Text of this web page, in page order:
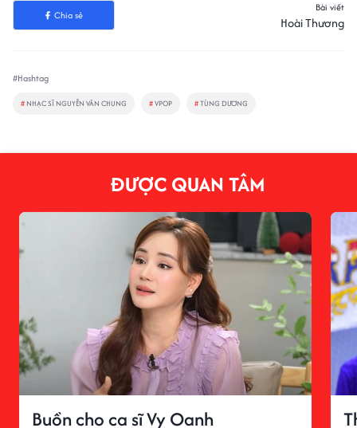
Chia sẻ
Bài viết
Hoài Thương
#Hashtag
# NHẠC SĨ NGUYỄN VĂN CHUNG #VPOP #TÙNG DƯƠNG
ĐƯỢC QUAN TÂM
Buồn cho ca sĩ Vy Oanh